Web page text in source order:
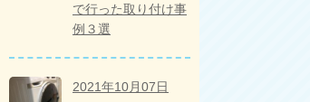
で行った取り付け事
例３選
2021年10月07日